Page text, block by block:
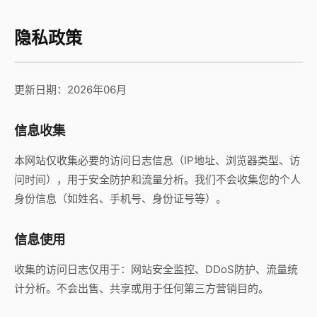
隐私政策
更新日期：2026年06月
信息收集
本网站仅收集必要的访问日志信息（IP地址、浏览器类型、访
问时间），用于安全防护和流量分析。我们不会收集您的个人
身份信息（如姓名、手机号、身份证号等）。
信息使用
收集的访问日志仅用于：网站安全监控、DDoS防护、流量统
计分析。不会出售、共享或用于任何第三方营销目的。